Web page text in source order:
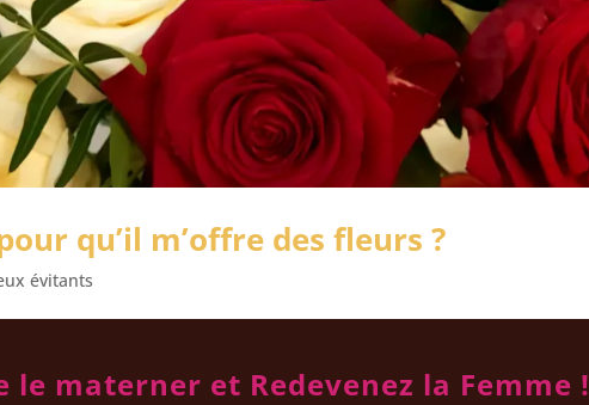
qu’il m’offre des fleurs ?
évitants
le materner et Redevenez la Femme !